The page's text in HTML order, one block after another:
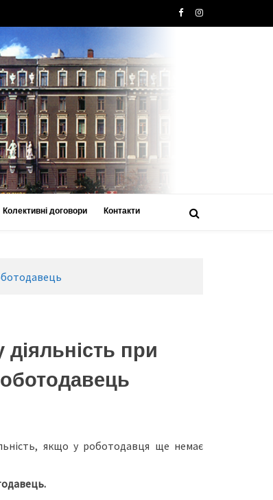
Колективні договори Контакти
при
якщо у роботодавця ще немає